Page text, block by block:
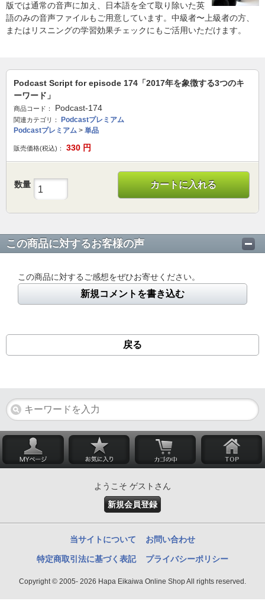
版では通常の音声に加え、日本語を全て取り除いた英
語のみの音声ファイルもご用意しています。中級者〜上級者の方、
またはリスニングの学習効果チェックにもご活用いただけます。
Podcast Script for episode 174「2017年を象徴する3つのキ
ーワード」
商品コード： Podcast-174
関連カテゴリ：
Podcastプレミアム
Podcastプレミアム > 単品
販売価格(税込)： 330 円
数量 カートに入れる
この商品に対するお客様の声
この商品に対するご感想をぜひお寄せください。
新規コメントを書き込む
戻る
ようこそ ゲストさん
新規会員登録
当サイトについて お問い合わせ
特定商取引法に基づく表記 プライバシーポリシー
Copyright © 2005- 2026 Hapa Eikaiwa Online Shop All rights reserved.